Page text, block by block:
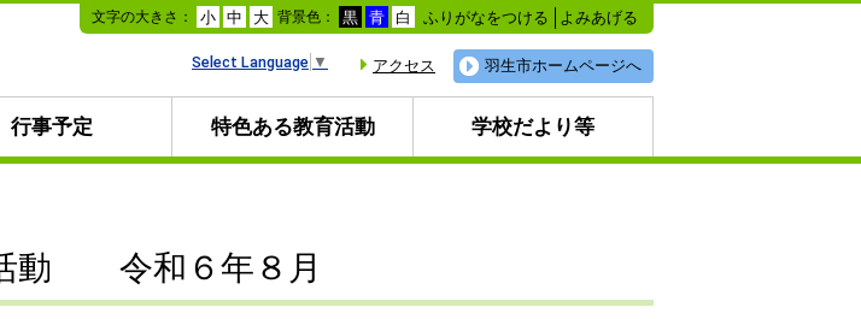
本
文
文字の大きさ： 小 中 大 背景色： 黒 青 白 ふりがなをつける よみあげる
羽生市ホームページへ
アクセス
Select Language ▼
行事予定 特色ある教育活動 学校だより等
動 令和６年８月